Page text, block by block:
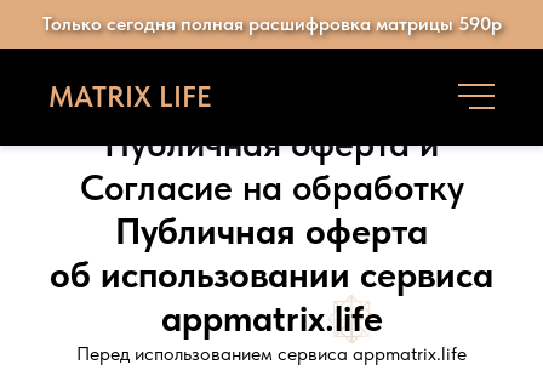
Только сегодня полная расшифровка матрицы 590р
MATRIX LIFE
Публичная оферта и
Согласие на обработку
Публичная оферта
об использовании сервиса
appmatrix.life
Перед использованием сервиса appmatrix.life